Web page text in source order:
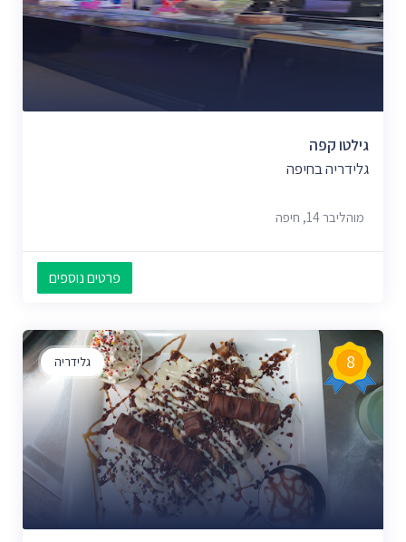
גילטו קפה
גלידריה בחיפה
מוהליבר 14, חיפה
פרטים נוספים
גלידריה 8